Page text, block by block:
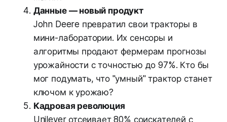
Данные — новый продукт
John Deere превратил свои тракторы в
мини-лаборатории. Их сенсоры и
алгоритмы продают фермерам прогнозы
урожайности с точностью до 97%. Кто бы
мог подумать, что "умный" трактор станет
ключом к урожаю?
Кадровая революция
Unilever отсеивает 80% соискателей с